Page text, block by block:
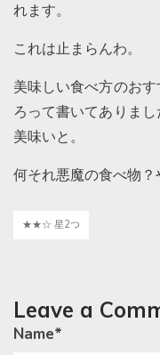
れます。
これは止まらんわ。
美味しい食べ方のお
ろって書いてありま
美味いと。
何それ悪魔の食べ物？
★★☆ 星2つ
Leave a
Name*